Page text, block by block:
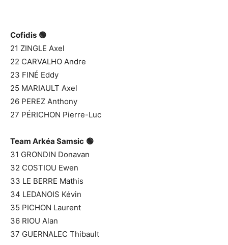
Cofidis 🟢
21 ZINGLE Axel
22 CARVALHO Andre
23 FINÉ Eddy
25 MARIAULT Axel
26 PEREZ Anthony
27 PÉRICHON Pierre-Luc
Team Arkéa Samsic 🟢
31 GRONDIN Donavan
32 COSTIOU Ewen
33 LE BERRE Mathis
34 LEDANOIS Kévin
35 PICHON Laurent
36 RIOU Alan
37 GUERNALEC Thibault